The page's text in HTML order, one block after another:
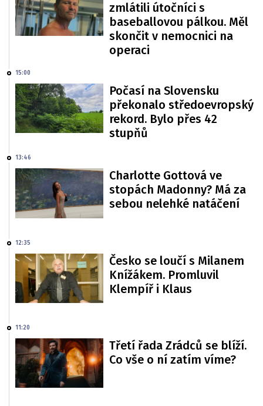
zmlátili útočníci s
baseballovou pálkou. Měl
skončit v nemocnici na
operaci
15:00
Počasí na Slovensku
překonalo středoevropský
rekord. Bylo přes 42
stupňů
13:46
Charlotte Gottová ve
stopách Madonny? Má za
sebou nelehké natáčení
12:35
Česko se loučí s Milanem
Knížákem. Promluvil
Klempíř i Klaus
11:20
Třetí řada Zrádců se blíží.
Co vše o ní zatím víme?